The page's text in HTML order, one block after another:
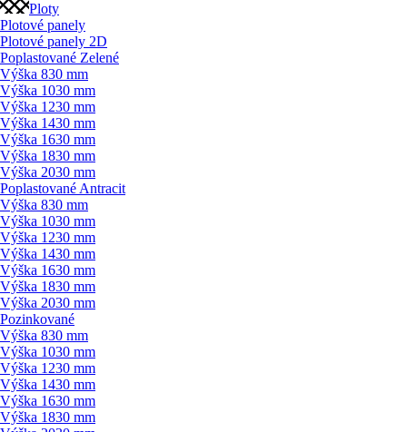
Ploty
Plotové panely
Plotové panely 2D
Poplastované Zelené
Výška 830 mm
Výška 1030 mm
Výška 1230 mm
Výška 1430 mm
Výška 1630 mm
Výška 1830 mm
Výška 2030 mm
Poplastované Antracit
Výška 830 mm
Výška 1030 mm
Výška 1230 mm
Výška 1430 mm
Výška 1630 mm
Výška 1830 mm
Výška 2030 mm
Pozinkované
Výška 830 mm
Výška 1030 mm
Výška 1230 mm
Výška 1430 mm
Výška 1630 mm
Výška 1830 mm